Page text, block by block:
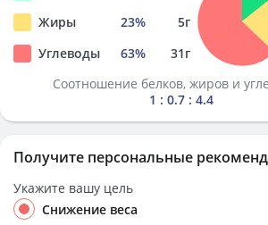
Жиры
23% 5г
Углеводы
63% 31г
Соотношение белков, жиров и
1 : 0.7 : 4.4
Получите персональные
Укажите вашу цель
Снижение веса